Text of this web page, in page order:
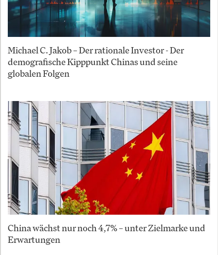
Michael C. Jakob – Der rationale Investor - Der
demografische Kipppunkt Chinas und seine
globalen Folgen
China wächst nur noch 4,7% – unter Zielmarke und
Erwartungen